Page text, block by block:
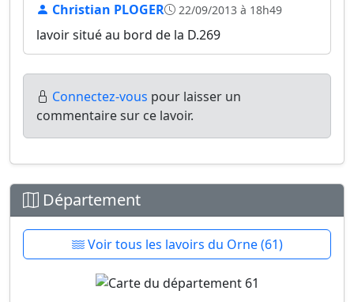
Christian PLOGER 22/09/2013 à 18h49
lavoir situé au bord de la D.269
Connectez-vous pour laisser un
commentaire sur ce lavoir.
Département
Voir tous les lavoirs du Orne (61)